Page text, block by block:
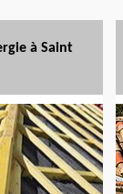
à Saint